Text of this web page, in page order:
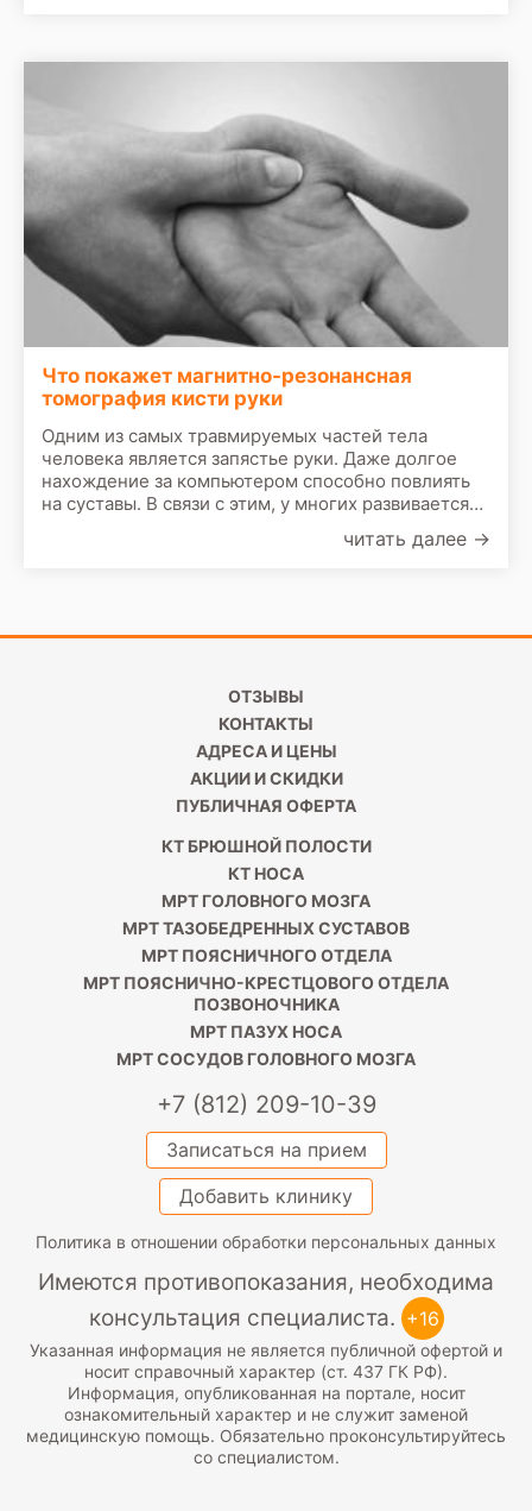
Что покажет магнитно-резонансная
томография кисти руки
Одним из самых травмируемых частей тела
человека является запястье руки. Даже долгое
нахождение за компьютером способно повлиять
на суставы. В связи с этим, у многих развивается
читать далее →
ОТЗЫВЫ
КОНТАКТЫ
АДРЕСА И ЦЕНЫ
АКЦИИ И СКИДКИ
ПУБЛИЧНАЯ ОФЕРТА
КТ БРЮШНОЙ ПОЛОСТИ
КТ НОСА
МРТ ГОЛОВНОГО МОЗГА
МРТ ТАЗОБЕДРЕННЫХ СУСТАВОВ
МРТ ПОЯСНИЧНОГО ОТДЕЛА
МРТ ПОЯСНИЧНО-КРЕСТЦОВОГО ОТДЕЛА
ПОЗВОНОЧНИКА
МРТ ПАЗУХ НОСА
МРТ СОСУДОВ ГОЛОВНОГО МОЗГА
+7 (812) 209-10-39
Записаться на прием
Добавить клинику
Политика в отношении обработки персональных данных
Имеются противопоказания, необходима
консультация специалиста. +16
Указанная информация не является публичной офертой и
носит справочный характер (ст. 437 ГК РФ).
Информация, опубликованная на портале, носит
ознакомительный характер и не служит заменой
медицинскую помощь. Обязательно проконсультируйтесь
со специалистом.